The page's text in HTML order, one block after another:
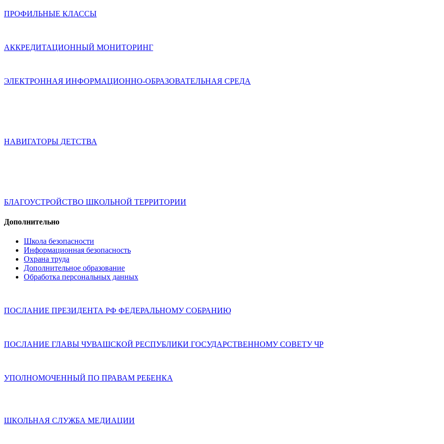
ПРОФИЛЬНЫЕ КЛАССЫ
АККРЕДИТАЦИОННЫЙ МОНИТОРИНГ
ЭЛЕКТРОННАЯ ИНФОРМАЦИОННО-ОБРАЗОВАТЕЛЬНАЯ СРЕДА
НАВИГАТОРЫ ДЕТСТВА
БЛАГОУСТРОЙСТВО ШКОЛЬНОЙ ТЕРРИТОРИИ
Дополнительно
Школа безопасности
Информационная безопасность
Охрана труда
Дополнительное образование
Обработка персональных данных
ПОСЛАНИЕ ПРЕЗИДЕНТА РФ ФЕДЕРАЛЬНОМУ СОБРАНИЮ
ПОСЛАНИЕ ГЛАВЫ ЧУВАШСКОЙ РЕСПУБЛИКИ ГОСУДАРСТВЕННОМУ СОВЕТУ ЧР
УПОЛНОМОЧЕННЫЙ ПО ПРАВАМ РЕБЕНКА
ШКОЛЬНАЯ СЛУЖБА МЕДИАЦИИ